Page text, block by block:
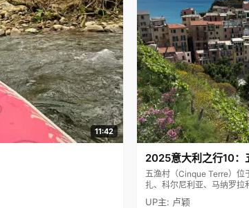
11:42
2025意大利之行10：
五渔村（Cinque Terre）位
扎、科尔尼利亚、马纳罗拉
色彩斑斓，1997年被列为世
UP主: 卢颖